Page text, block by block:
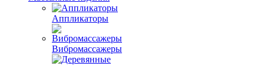
Аппликаторы
Вибромассажеры